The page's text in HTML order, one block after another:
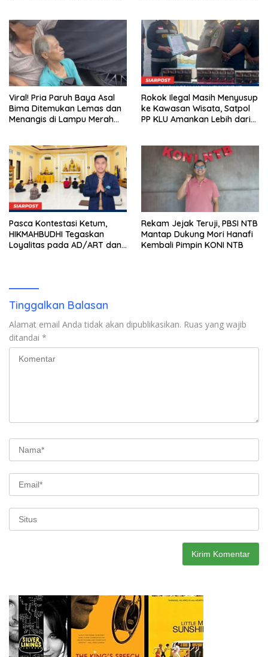
Viral! Pria Paruh Baya Asal
Bima Ditemukan Lemas dan
Menangis di Lampu Merah
Rokok Ilegal Masih Menyusup
ke Kawasan Wisata, Satpol
PP KLU Amankan Lebih dari
Pasca Kontestasi Ketum,
HIKMAHBUDHI Tegaskan
Loyalitas pada AD/ART dan
Rekam Jejak Teruji, PBSI NTB
Mantap Dukung Mori Hanafi
Kembali Pimpin KONI NTB
Tinggalkan Balasan
Alamat email Anda tidak akan dipublikasikan. Ruas yang wajib
ditandai *